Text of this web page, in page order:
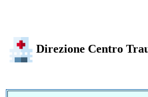
Direzione Centro